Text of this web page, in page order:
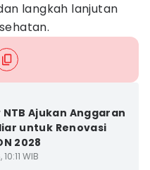
langkah lanjutan
Ajukan Anggaran
untuk Renovasi
2028
WIB